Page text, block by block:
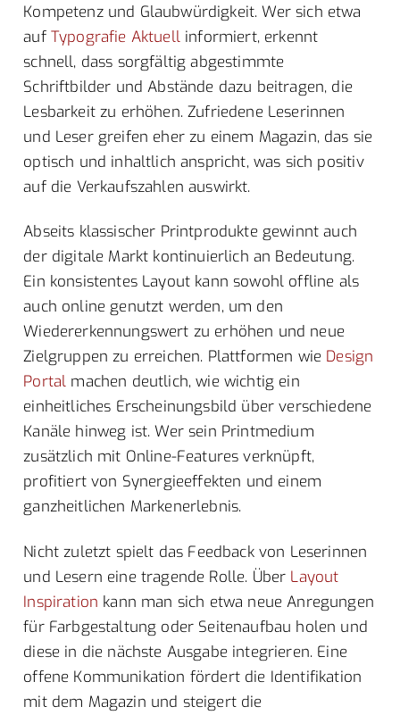
Kompetenz und Glaubwürdigkeit. Wer sich etwa
auf Typografie Aktuellinformiert, erkennt
schnell, dass sorgfältig abgestimmte
Schriftbilder und Abstände dazu beitragen, die
Lesbarkeit zu erhöhen. Zufriedene Leserinnen
und Leser greifen eher zu einem Magazin, das sie
optisch und inhaltlich anspricht, was sich positiv
auf die Verkaufszahlen auswirkt.
Abseits klassischer Printprodukte gewinnt auch
der digitale Markt kontinuierlich an Bedeutung.
Ein konsistentes Layout kann sowohl offline als
auch online genutzt werden, um den
Wiedererkennungswert zu erhöhen und neue
Zielgruppen zu erreichen. Plattformen wie Design
Portal machen deutlich, wie wichtig ein
einheitliches Erscheinungsbild über verschiedene
Kanäle hinweg ist. Wer sein Printmedium
zusätzlich mit Online-Features verknüpft,
profitiert von Synergieeffekten und einem
ganzheitlichen Markenerlebnis.
Nicht zuletzt spielt das Feedback von Leserinnen
und Lesern eine tragende Rolle. Über Layout
Inspiration kann man sich etwa neue Anregungen
für Farbgestaltung oder Seitenaufbau holen und
diese in die nächste Ausgabe integrieren. Eine
offene Kommunikation fördert die Identifikation
mit dem Magazin und steigert die